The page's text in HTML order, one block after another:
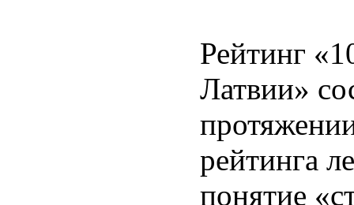
Рейтинг
Латвии»
рейтинга
понятие